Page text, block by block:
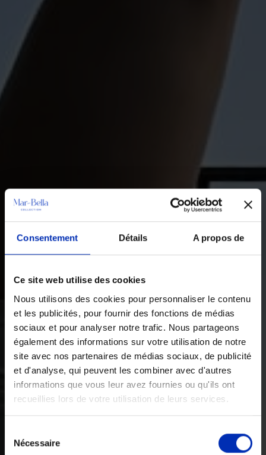
Consentement Détails A propos de
Ce site web utilise des cookies
Nous utilisons des cookies pour personnaliser le contenu
et les publicités, pour fournir des fonctions de médias
sociaux et pour analyser notre trafic. Nous partageons
également des informations sur votre utilisation de notre
site avec nos partenaires de médias sociaux, de publicité
et d'analyse, qui peuvent les combiner avec d'autres
informations que vous leur avez fournies ou qu'ils ont
recueillies lors de votre utilisation de leurs services.
desNécessaire